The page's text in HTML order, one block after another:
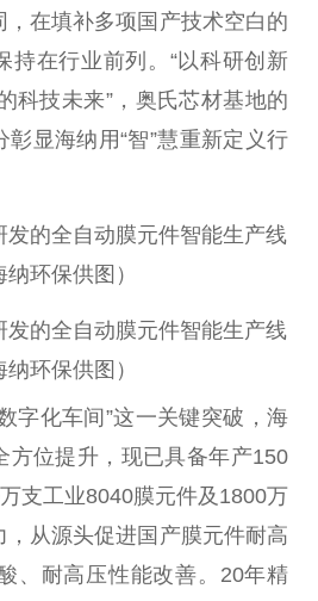
在填补多项国产技术空白的
持在行业前列。“以科研创新
科技未来”，奥氏芯材基地的
显海纳用“智”慧重新定义行
发的全自动膜元件智能生产线
纳环保供图）
发的全自动膜元件智能生产线
纳环保供图）
字化车间”这一关键突破，海
方位提升，现已具备年产150
支工业8040膜元件及1800万
从源头促进国产膜元件耐高
、耐高压性能改善。20年精